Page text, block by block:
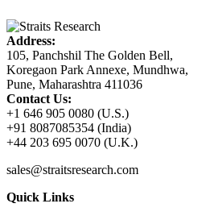
Address:
105, Panchshil The Golden Bell,
Koregaon Park Annexe, Mundhwa,
Pune, Maharashtra 411036
Contact Us:
+1 646 905 0080 (U.S.)
+91 8087085354 (India)
+44 203 695 0070 (U.K.)
sales@straitsresearch.com
Quick Links